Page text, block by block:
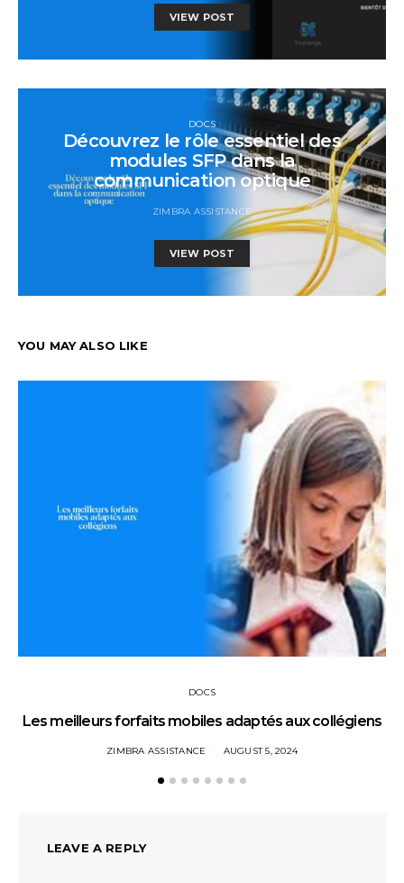
VIEW POST
DOCS
Découvrez le rôle essentiel des
modules SFP dans la
communication optique
ZIMBRA ASSISTANCE
VIEW POST
YOU MAY ALSO LIKE
DOCS
Les meilleurs forfaits mobiles adaptés aux collégiens
ZIMBRA ASSISTANCE AUGUST 5, 2024
LEAVE A REPLY